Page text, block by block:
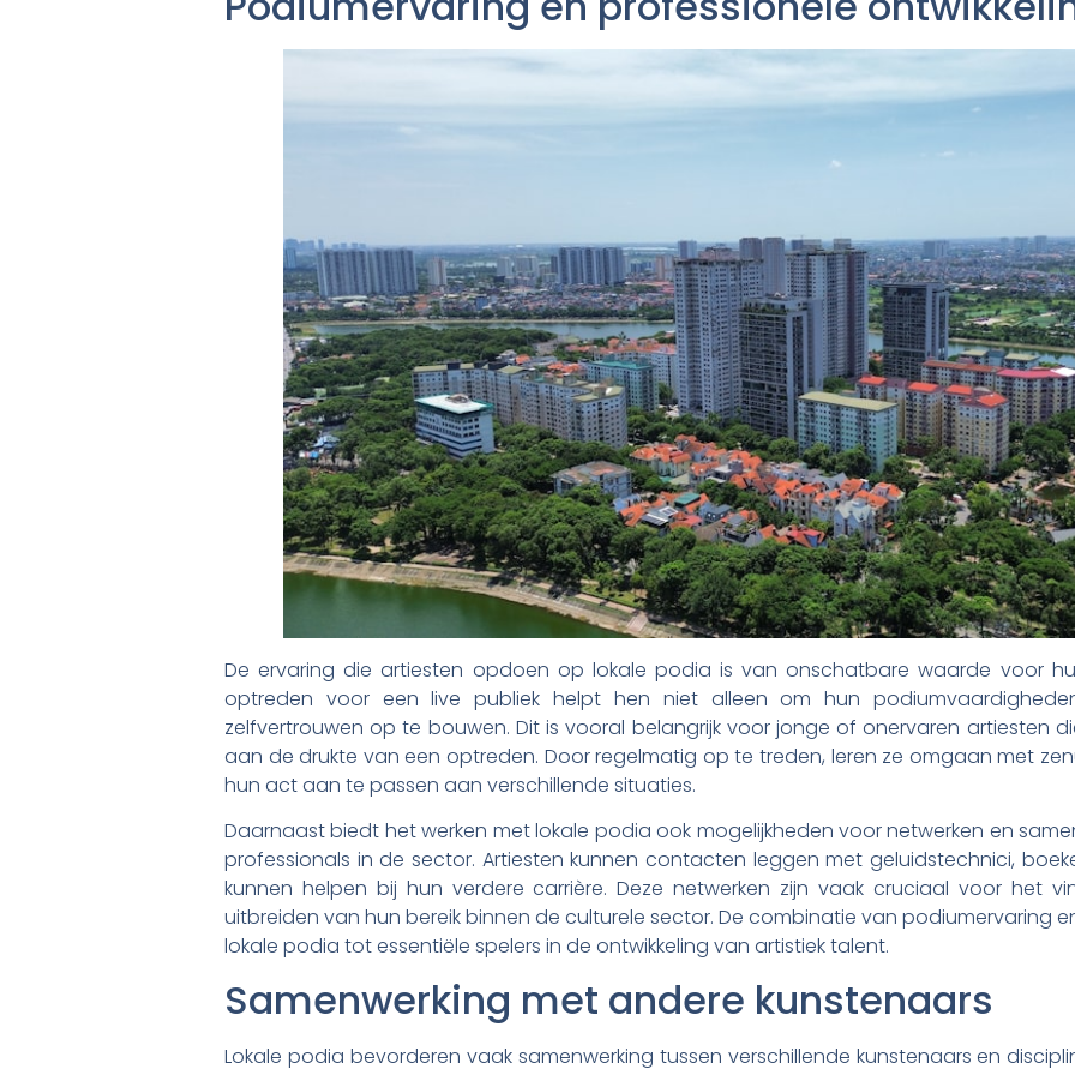
De ervaring die artiesten opdoen op lokale podia is van onschatbare waarde voor
optreden voor een live publiek helpt hen niet alleen om hun
zelfvertrouwen op te bouwen. Dit is vooral belangrijk voor jonge of onervaren artiesten
aan de drukte van een optreden. Door regelmatig op te treden, leren ze omgaan met
hun act aan te passen aan verschillende situaties.
Daarnaast biedt het werken met lokale podia ook mogelijkheden voor netwerken en
professionals in de sector. Artiesten kunnen contacten leggen met geluidstechnici,
kunnen helpen bij hun verdere carrière. Deze netwerken zijn vaak cruciaal voor het
uitbreiden van hun bereik binnen de culturele sector. De combinatie van podiumervaring
lokale podia tot essentiële spelers in de ontwikkeling van artistiek talent.
Samenwerking met andere kunstenaars
Lokale podia bevorderen vaak samenwerking tussen verschillende kunstenaars en